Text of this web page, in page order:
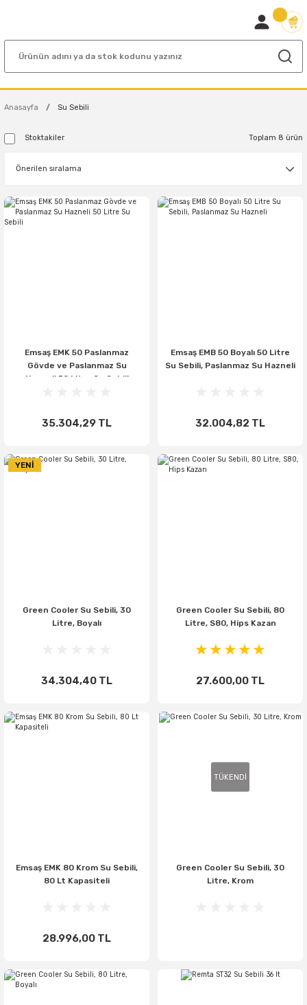
Anasayfa Su Sebili
Stoktakiler Toplam 8 ürün
Emsaş EMK 50 Paslanmaz
Gövde ve Paslanmaz Su
Hazneli 50 Litre Su Sebili
35.304,29 TL
Emsaş EMB 50 Boyalı 50 Litre
Su Sebili, Paslanmaz Su Hazneli
32.004,82 TL
YENİ
Green Cooler Su Sebili, 30
Litre, Boyalı
34.304,40 TL
Green Cooler Su Sebili, 80
Litre, S80, Hips Kazan
27.600,00 TL
Emsaş EMK 80 Krom Su Sebili,
80 Lt Kapasiteli
28.996,00 TL
TÜKENDİ
Green Cooler Su Sebili, 30
Litre, Krom